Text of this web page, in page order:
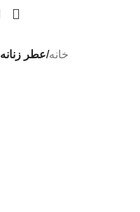
سایت رو کاهش
خانه عطر زنانه